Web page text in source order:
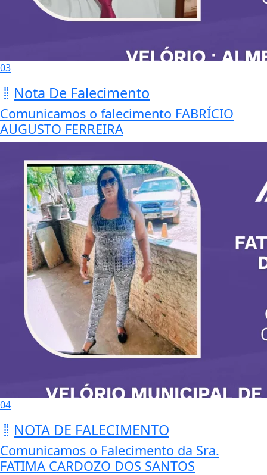
03
Nota De Falecimento
Comunicamos o falecimento FABRÍCIO
AUGUSTO FERREIRA
04
NOTA DE FALECIMENTO
Comunicamos o Falecimento da Sra.
FATIMA CARDOZO DOS SANTOS